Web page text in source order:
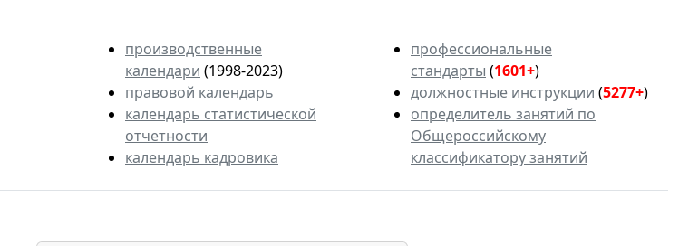
производственные
календари (1998-2023)
правовой календарь
календарь статистической
отчетности
календарь кадровика
профессиональные
стандарты (1601+)
должностные инструкции (5277+)
определитель занятий по
Общероссийскому
классификатору занятий